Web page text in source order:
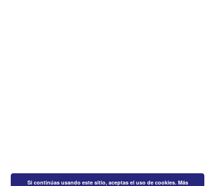
Si continúas usando este sitio, aceptas el uso de cookies. Más